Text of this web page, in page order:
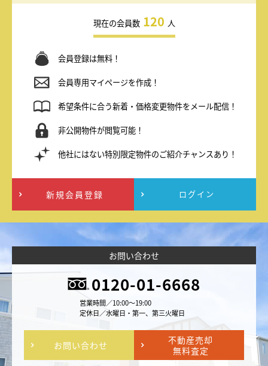
現在の会員数 120 人
会員登録は無料！
会員専用マイページを作成！
希望条件に合う新着・価格変更物件をメール配信！
非公開物件が閲覧可能！
他社にはない特別限定物件のご紹介チャンスあり！
新規会員登録 ログイン
お問い合わせ
0120-01-6668
営業時間／10:00～19:00
定休日／水曜日・第一、第三火曜日
お問い合わせ
不動産売却
無料査定